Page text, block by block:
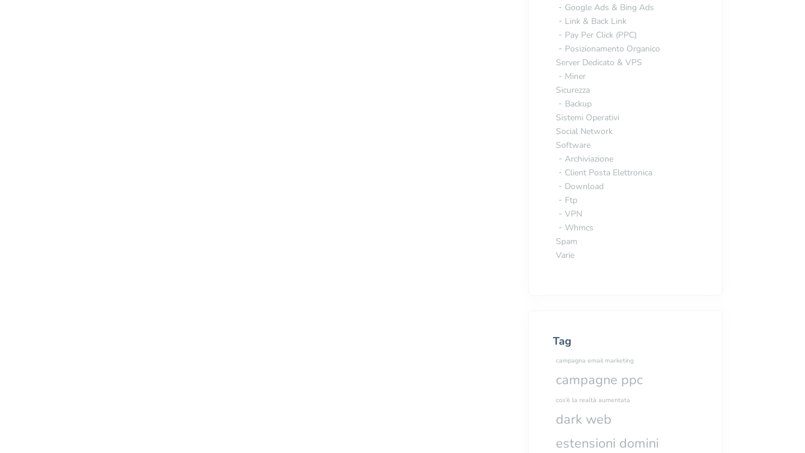
Google Ads & Bing Ads
Link & Back Link
Pay Per Click (PPC)
Posizionamento Organico
Server Dedicato & VPS
Miner
Sicurezza
Backup
Sistemi Operativi
Social Network
Software
Archiviazione
Client Posta Elettronica
Download
Ftp
VPN
Whmcs
Spam
Varie
Tag
campagna email marketing
campagne ppc
cos'è la realtà aumentata
dark web
estensioni domini